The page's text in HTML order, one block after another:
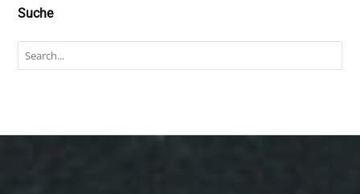
Suche